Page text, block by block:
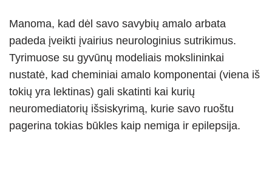
Manoma, kad dėl savo savybių amalo arbata
padeda įveikti įvairius neurologinius sutrikimus.
Tyrimuose su gyvūnų modeliais mokslininkai
nustatė, kad cheminiai amalo komponentai (viena iš
tokių yra lektinas) gali skatinti kai kurių
neuromediatorių išsiskyrimą, kurie savo ruoštu
pagerina tokias būkles kaip nemiga ir epilepsija.